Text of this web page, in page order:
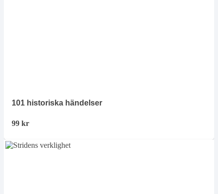
101 historiska händelser
99 kr